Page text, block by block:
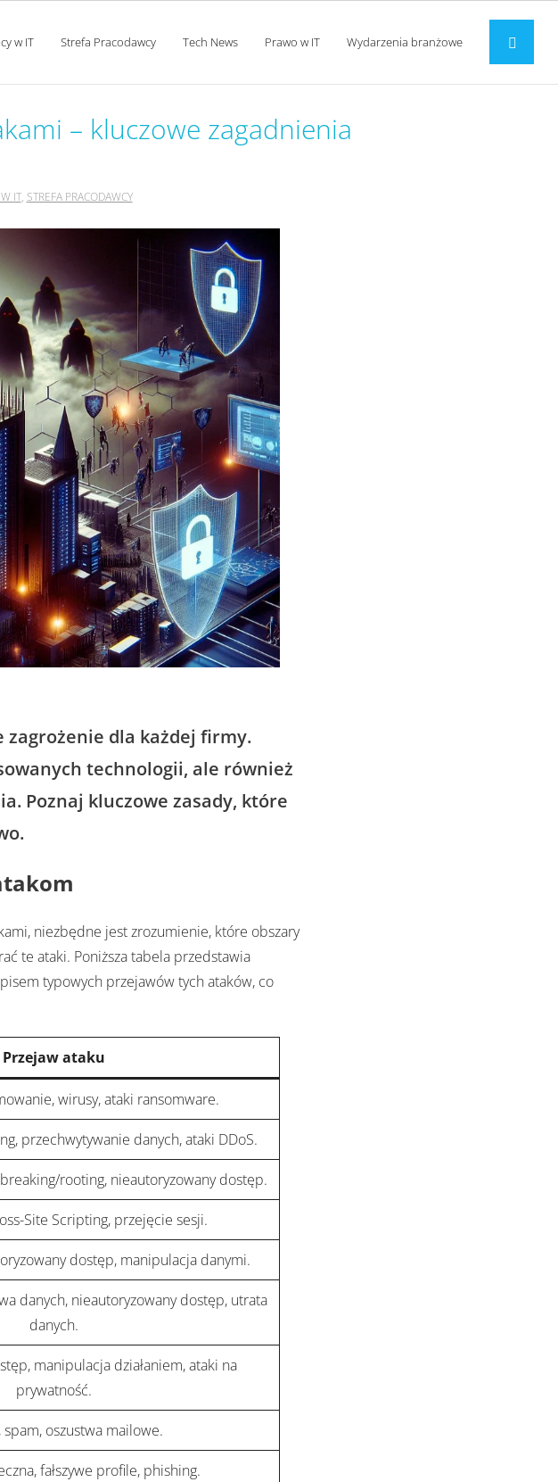
w IT Strefa Pracodawcy Tech News Prawo w IT Wydarzenia branżowe
– kluczowe zagadnienia
IT, STREFA PRACODAWCY
dla każdej firmy.
technologii, ale również
Poznaj kluczowe zasady, które
niezbędne jest zrozumienie, które obszary
te ataki. Poniższa tabela przedstawia
typowych przejawów tych ataków, co
Przejaw ataku
wirusy, ataki ransomware.
przechwytywanie danych, ataki DDoS.
rooting, nieautoryzowany dostęp.
Site Scripting, przejęcie sesji.
dostęp, manipulacja danymi.
danych, nieautoryzowany dostęp, utrata
danych.
manipulacja działaniem, ataki na
prywatność.
spam, oszustwa mailowe.
fałszywe profile, phishing.